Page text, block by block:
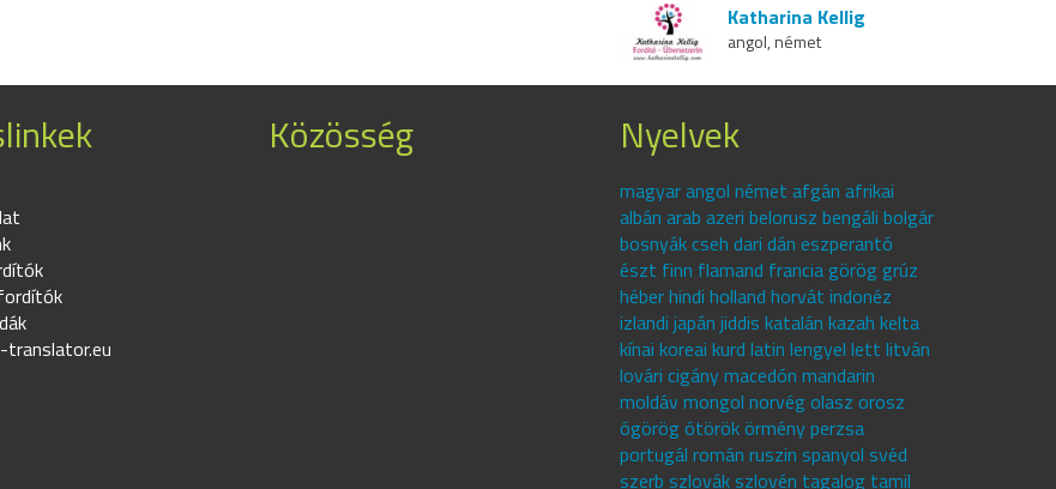
Katharina Kellig
angol, német
translator.eu
Közösség Nyelvek
magyar angol német afgán afrikai
albán arab azeri belorusz bengáli bolgár
bosnyák cseh dari dán eszperantó
észt finn flamand francia görög grúz
héber hindi holland horvát indonéz
izlandi japán jiddis katalán kazah kelta
kínai koreai kurd latin lengyel lett litván
lovári cigány macedón mandarin
moldáv mongol norvég olasz orosz
ógörög ótörök örmény perzsa
portugál román ruszin spanyol svéd
szerb szlovák szlovén tagalog tamil